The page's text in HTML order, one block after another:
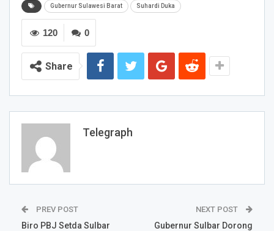
Gubernur Sulawesi Barat Suhardi Duka
0
120
Share
Telegraph
PREV POST
Biro PBJ Setda Sulbar
NEXT POST
Gubernur Sulbar Dorong